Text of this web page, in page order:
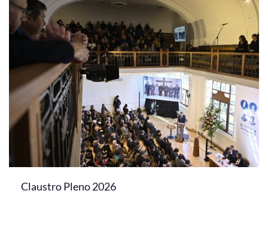
Claustro Pleno 2026